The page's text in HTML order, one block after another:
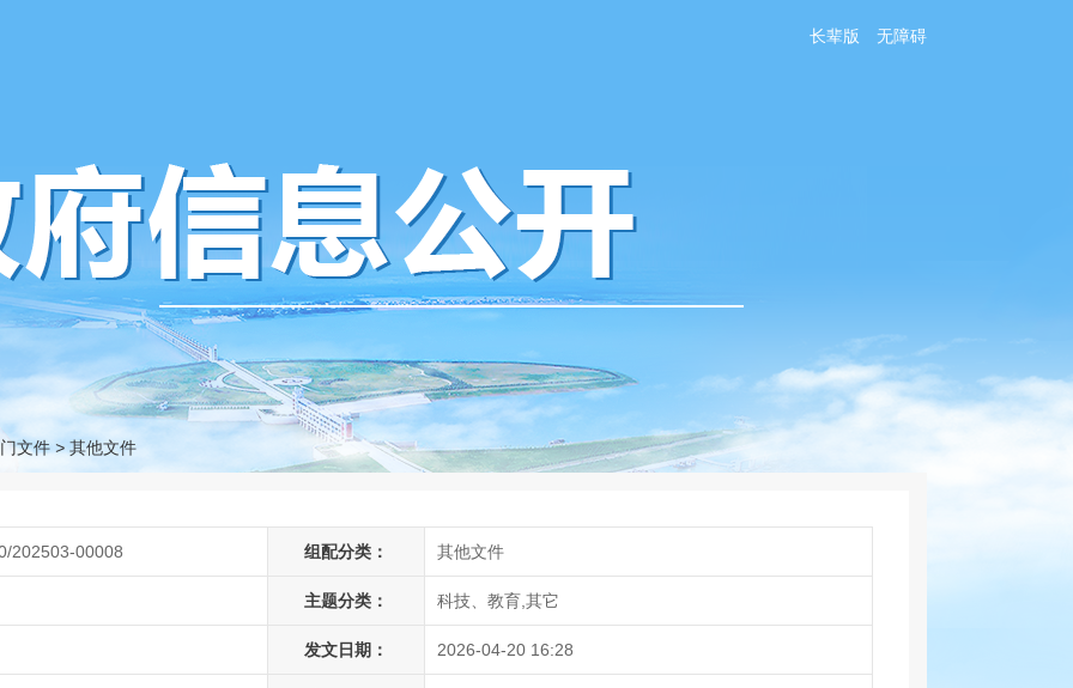
长辈版 无障碍
文件 > 其他文件
202503-00008 组配分类： 其他文件
主题分类： 科技、教育,其它
发文日期： 2026-04-20 16:28